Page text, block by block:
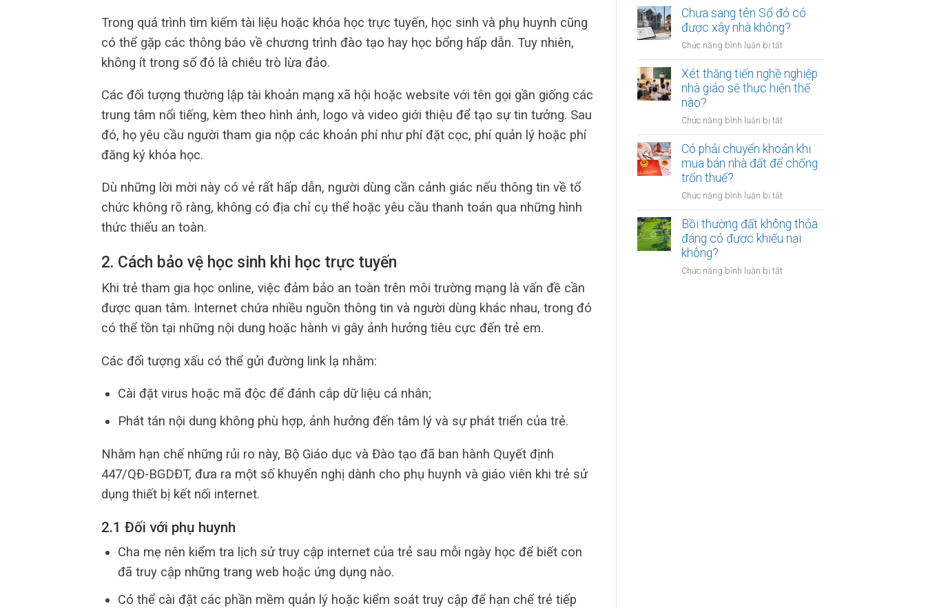
Trong quá trình tìm kiếm tài liệu hoặc khóa học trực tuyến, học sinh và phụ huynh cũng
có thể gặp các thông báo về chương trình đào tạo hay học bổng hấp dẫn. Tuy nhiên,
không ít trong số đó là chiêu trò lừa đảo.
Các đối tượng thường lập tài khoản mạng xã hội hoặc website với tên gọi gần giống các
trung tâm nổi tiếng, kèm theo hình ảnh, logo và video giới thiệu để tạo sự tin tưởng. Sau
đó, họ yêu cầu người tham gia nộp các khoản phí như phí đặt cọc, phí quản lý hoặc phí
đăng ký khóa học.
Dù những lời mời này có vẻ rất hấp dẫn, người dùng cần cảnh giác nếu thông tin về tổ
chức không rõ ràng, không có địa chỉ cụ thể hoặc yêu cầu thanh toán qua những hình
thức thiếu an toàn.
2. Cách bảo vệ học sinh khi học trực tuyến
Khi trẻ tham gia học online, việc đảm bảo an toàn trên môi trường mạng là vấn đề cần
được quan tâm. Internet chứa nhiều nguồn thông tin và người dùng khác nhau, trong đó
có thể tồn tại những nội dung hoặc hành vi gây ảnh hưởng tiêu cực đến trẻ em.
Các đối tượng xấu có thể gửi đường link lạ nhằm:
Cài đặt virus hoặc mã độc để đánh cắp dữ liệu cá nhân;
Phát tán nội dung không phù hợp, ảnh hưởng đến tâm lý và sự phát triển của trẻ.
Nhằm hạn chế những rủi ro này, Bộ Giáo dục và Đào tạo đã ban hành Quyết định
447/QĐ-BGDĐT, đưa ra một số khuyến nghị dành cho phụ huynh và giáo viên khi trẻ sử
dụng thiết bị kết nối internet.
2.1 Đối với phụ huynh
Cha mẹ nên kiểm tra lịch sử truy cập internet của trẻ sau mỗi ngày học để biết con
đã truy cập những trang web hoặc ứng dụng nào.
Có thể cài đặt các phần mềm quản lý hoặc kiểm soát truy cập để hạn chế trẻ tiếp
tại
UBND
cấp
lực
bao
ngân
hàng
phải
bảo
dữ
liệu
khách
hàng
như
Chưa sang tên Sổ đỏ có
được xây nhà không?
Chức năng bình luận bị tắt
sang
tên
Sổ
có
xây
nhà
Xét thăng tiến nghề nghiệp
nhà giáo sẽ thực hiện thế
nào?
Chức năng bình luận bị tắt
thăng
tiến
nhà
sẽ
thực
Có phải chuyển khoản khi
mua bán nhà đất để chống
trốn thuế?
Chức năng bình luận bị tắt
phải
chuyển
khoản
mua
Bồi thường đất không thỏa
đáng có được khiếu nại
không?
Chức năng bình luận bị tắt